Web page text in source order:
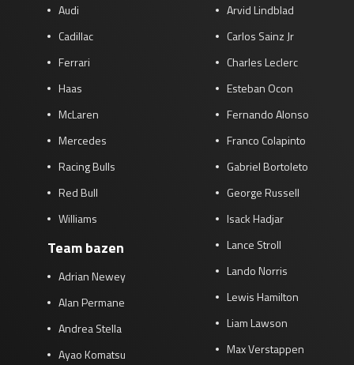
Audi
Cadillac
Ferrari
Haas
McLaren
Mercedes
Racing Bulls
Red Bull
Williams
Team bazen
Adrian Newey
Alan Permane
Andrea Stella
Ayao Komatsu
Arvid Lindblad
Carlos Sainz Jr
Charles Leclerc
Esteban Ocon
Fernando Alonso
Franco Colapinto
Gabriel Bortoleto
George Russell
Isack Hadjar
Lance Stroll
Lando Norris
Lewis Hamilton
Liam Lawson
Max Verstappen